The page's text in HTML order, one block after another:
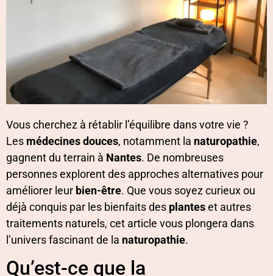
Vous cherchez à rétablir l’équilibre dans votre vie ?
Les médecines douces, notamment la naturopathie,
gagnent du terrain à Nantes. De nombreuses
personnes explorent des approches alternatives pour
améliorer leur bien-être. Que vous soyez curieux ou
déjà conquis par les bienfaits des planteset autres
traitements naturels, cet article vous plongera dans
l’univers fascinant de la naturopathie.
Qu’est-ce que la